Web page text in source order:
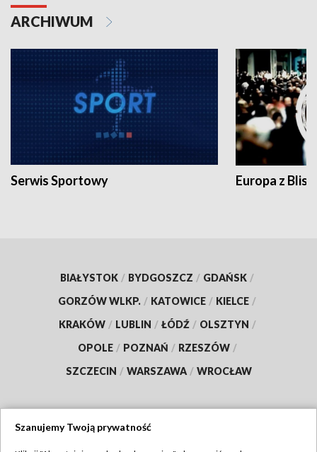
ARCHIWUM
Serwis Sportowy Europa z
BIAŁYSTOK / BYDGOSZCZ / GDAŃSK /
GORZÓW WLKP. / KATOWICE / KIELCE /
KRAKÓW / LUBLIN / ŁÓDŹ / OLSZTYN /
OPOLE / POZNAŃ / RZESZÓW /
SZCZECIN / WARSZAWA / WROCŁAW
Szanujemy Twoją prywatność